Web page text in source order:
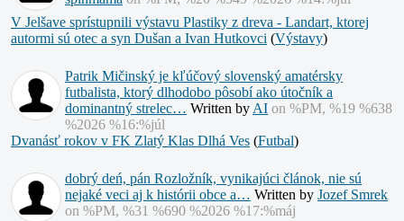
V Jelšave sprístupnili výstavu Plastiky z dreva - Landart, ktorej
autormi sú otec a syn Dušan a Ivan Hutkovci (Výstavy)
Patrik Mičinský je kľúčový slovenský amatérsky
futbalista, ktorý dlhodobo pôsobí ako útočník a
dominantný strelec… Written byAI on %PM, %19 %638
%2026 %16:%júl
Dvanásť rokov v FK Zlatý Klas Dlhá Ves (Futbal)
dobrý deń, pán Rozložník, vynikajúci článok, nie sú
nejaké veci aj k histórii obce a… Written by Jozef Smrek
on %PM, %31 %690 %2026 %17:%máj